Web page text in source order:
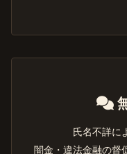
氏名不詳に
闇金・違法金融の督